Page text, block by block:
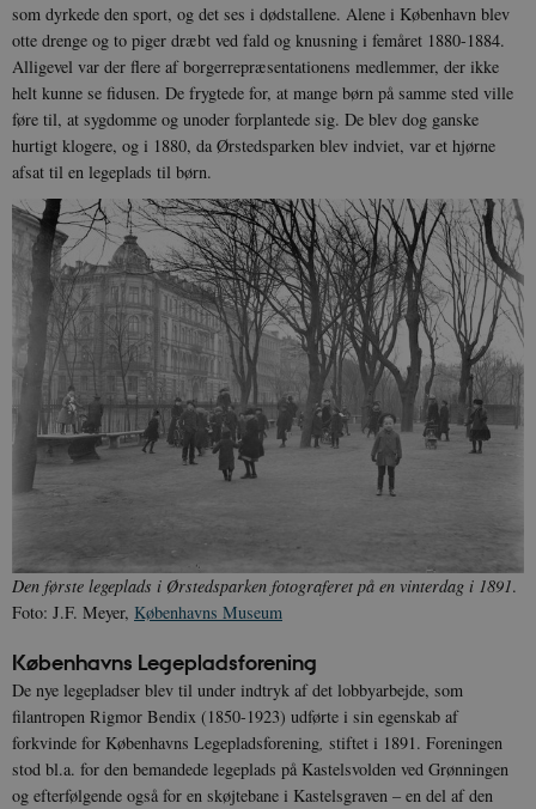
som dyrkede den sport, og det ses i dødstallene. Alene i København blev
otte drenge og to piger dræbt ved fald og knusning i femåret 1880-1884.
Alligevel var der flere af borgerrepræsentationens medlemmer, der ikke
helt kunne se fidusen. De frygtede for, at mange børn på samme sted ville
føre til, at sygdomme og unoder forplantede sig. De blev dog ganske
hurtigt klogere, og i 1880, da Ørstedsparken blev indviet, var et hjørne
afsat til en legeplads til børn.
Den første legeplads i Ørstedsparken fotograferet på en vinterdag i 1891.
Foto: J.F. Meyer, Københavns Museum
Københavns Legepladsforening
De nye legepladser blev til under indtryk af det lobbyarbejde, som
filantropen Rigmor Bendix (1850-1923) udførte i sin egenskab af
forkvinde for Københavns Legepladsforening, stiftet i 1891. Foreningen
stod bl.a. for den bemandede legeplads på Kastelsvolden ved Grønningen
og efterfølgende også for en skøjtebane i Kastelsgraven – en del af den